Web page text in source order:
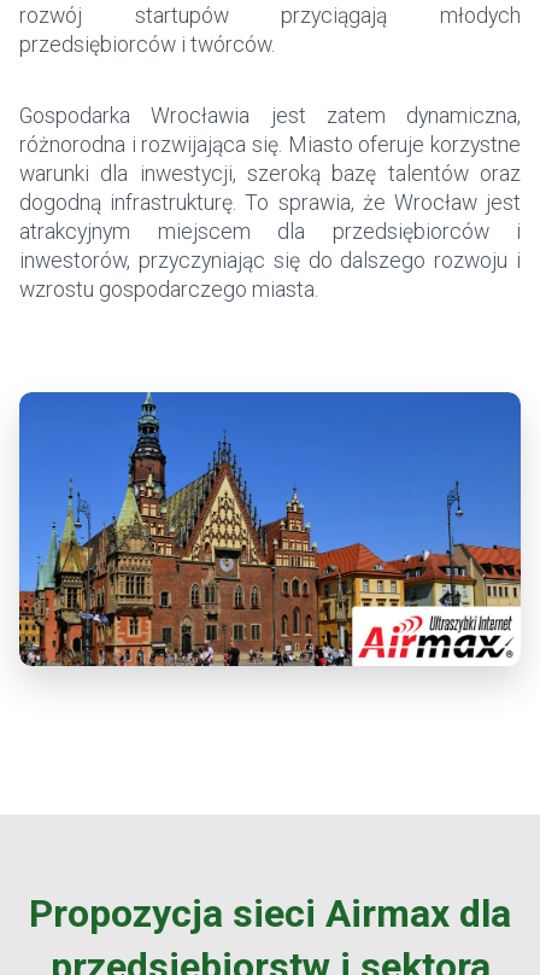
rozwój startupów przyciągają młodych
przedsiębiorców i twórców.
Gospodarka Wrocławia jest zatem dynamiczna,
różnorodna i rozwijająca się. Miasto oferuje korzystne
warunki dla inwestycji, szeroką bazę talentów oraz
dogodną infrastrukturę. To sprawia, że Wrocław jest
atrakcyjnym miejscem dla przedsiębiorców i
inwestorów, przyczyniając się do dalszego rozwoju i
wzrostu gospodarczego miasta.
Propozycja sieci Airmax dla